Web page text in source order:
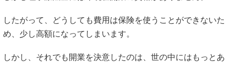
したがって、どうしても費用は保険を使うことができないた
め、少し高額になってしまいます。
しかし、それでも開業を決意したのは、世の中にはもっとあ